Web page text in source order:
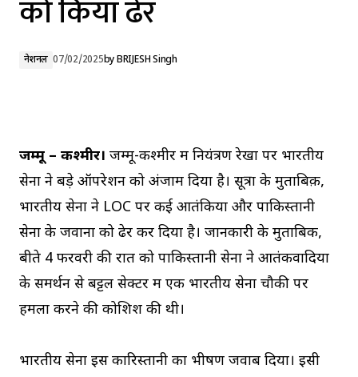
को किया ढेर
नेशनल 07/02/2025byBRIJESH Singh
जम्मू – कश्मीर। जम्मू-कश्मीर में नियंत्रण रेखा पर भारतीय
सेना ने बड़े ऑपरेशन को अंजाम दिया है। सूत्रों के मुताबिक़,
भारतीय सेना ने LOC पर कई आतंकियों और पाकिस्तानी
सेना के जवानों को ढेर कर दिया है। जानकारी के मुताबिक,
बीते 4 फरवरी की रात को पाकिस्तानी सेना ने आतंकवादियों
के समर्थन से बट्टल सेक्टर में एक भारतीय सेना चौकी पर
हमला करने की कोशिश की थी।
भारतीय सेना इस कारिस्तानी का भीषण जवाब दिया। इसी